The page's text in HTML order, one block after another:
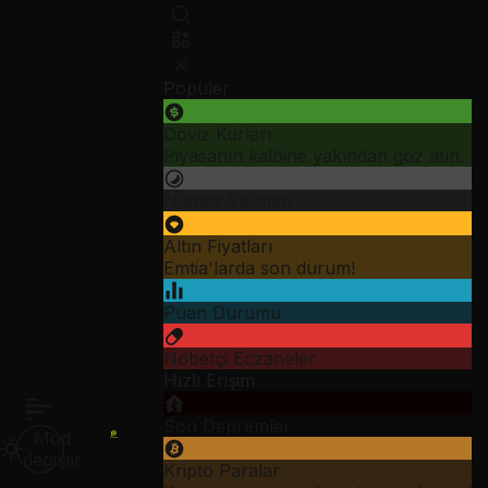
Altın Fiyatları
Emtia'larda son durum!
Puan Durumu
Nöbetçi Eczaneler
Kripto Paralar